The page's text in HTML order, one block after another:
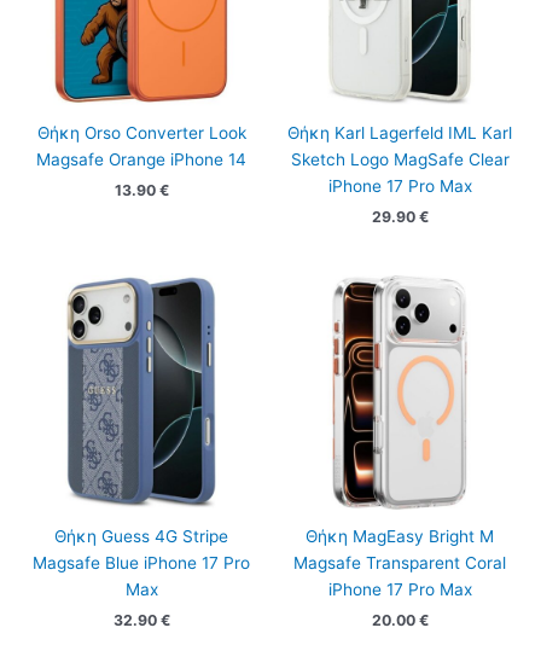
Θήκη Orso Converter Look
Magsafe Orange iPhone 14
13.90 €
Θήκη Karl Lagerfeld IML Karl
Sketch Logo MagSafe Clear
iPhone 17 Pro Max
29.90 €
Θήκη Guess 4G Stripe
Magsafe Blue iPhone 17 Pro
Max
32.90 €
Θήκη MagEasy Bright M
Magsafe Transparent Coral
iPhone 17 Pro Max
20.00 €